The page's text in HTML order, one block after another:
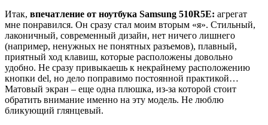
Итак, впечатление от ноутбука Samsung 510R5E: агрегат
мне понравился. Он сразу стал моим вторым «я». Стильный,
лаконичный, современный дизайн, нет ничего лишнего
(например, ненужных не понятных разъемов), плавный,
приятный ход клавиш, которые расположены довольно
удобно. Не сразу привыкаешь к некрайнему расположению
кнопки del, но дело поправимо постоянной практикой…
Матовый экран – еще одна плюшка, из-за которой стоит
обратить внимание именно на эту модель. Не люблю
бликующий глянцевый.